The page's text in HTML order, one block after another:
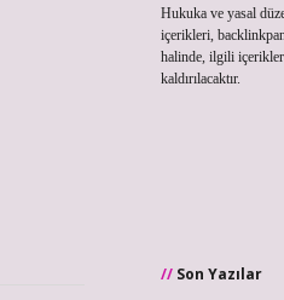
Hukuka ve yasal
içerikleri,
halinde, ilgili
kaldırılacaktır.
Son Yazılar